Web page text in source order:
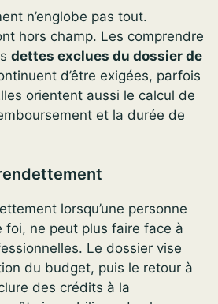
n’englobe pas tout.
hors champ. Les comprendre
dettes exclues du dossier de
d’être exigées, parfois
orientent aussi le calcul de
et la durée de
lorsqu’une personne
foi, ne peut plus faire face à
Le dossier vise
du budget, puis le retour à
des crédits à la